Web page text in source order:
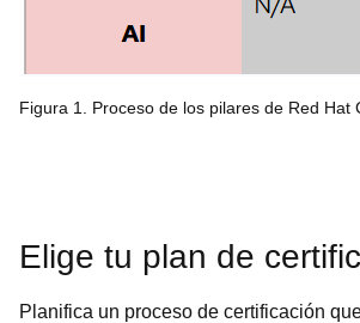
Figura 1. Proceso de los pilares de Red Hat
Elige tu plan de
Planifica un proceso de certificación